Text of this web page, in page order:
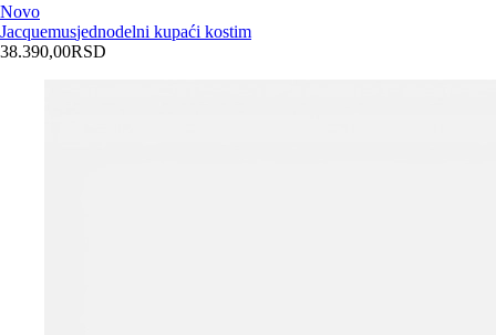
Novo
Jacquemusjednodelni kupaći kostim
38.390,00RSD